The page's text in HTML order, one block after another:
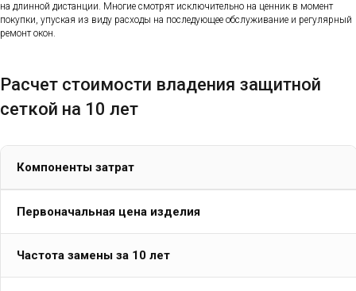
на длинной дистанции. Многие смотрят исключительно на ценник в момент
покупки, упуская из виду расходы на последующее обслуживание и регулярный
ремонт окон.
Расчет стоимости владения защитной
сеткой на 10 лет
Компоненты затрат
Первоначальная цена изделия
Частота замены за 10 лет